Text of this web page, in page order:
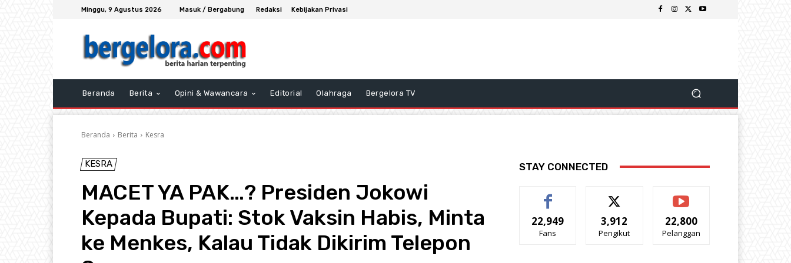
Minggu, 9 Agustus 2026 Masuk / Bergabung Redaksi Kebijakan Privasi
Beranda Berita Opini & Wawancara Editorial Olahraga Bergelora TV
Beranda Berita Kesra
KESRA
MACET YA PAK…? Presiden Jokowi
Kepada Bupati: Stok Vaksin Habis, Minta
ke Menkes, Kalau Tidak Dikirim Telepon
STAY CONNECTED
22,949
Fans
3,912
Pengikut
22,800
Pelanggan